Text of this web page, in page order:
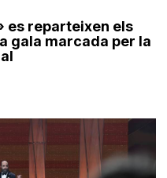
es reparteixen els
gala marcada per la